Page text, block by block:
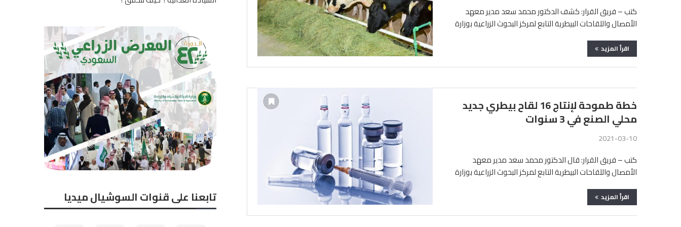
كتب – فريق القرار: كشف الدكتور محمد سعد مدير معهد
الأمصال واللقاحات البيطرية التابع لمركز البحوث الزراعية بوزارة
اقرأ المزيد
خطة طموحة لإنتاج 16 لقاح بيطري جديد
محلي الصنع في 3 سنوات
2021-03-10
كتب – فريق القرار: قال الدكتور محمد سعد مدير معهد
الأمصال واللقاحات البيطرية التابع لمركز البحوث الزراعية بوزارة
اقرأ المزيد تابعنا على قنوات السوشيال ميديا